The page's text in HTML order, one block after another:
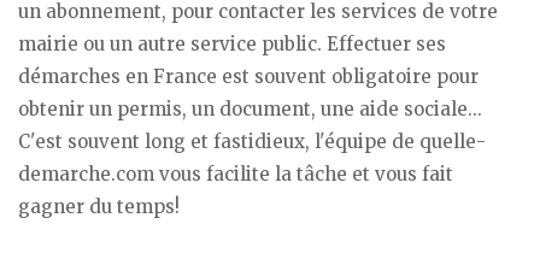
un abonnement, pour contacter les services de votre
mairie ou un autre service public. Effectuer ses
démarches en France est souvent obligatoire pour
obtenir un permis, un document, une aide sociale...
C'est souvent long et fastidieux, l'équipe de quelle-
demarche.com vous facilite la tâche et vous fait
gagner du temps!